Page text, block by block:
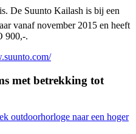
De Suunto Kailash is bij een
vanaf november 2015 en heeft
900,-.
met betrekking tot
outdoorhorloge naar een hoger